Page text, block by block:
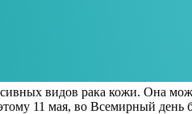
видов рака кожи. Она
11 мая, во Всемирный день